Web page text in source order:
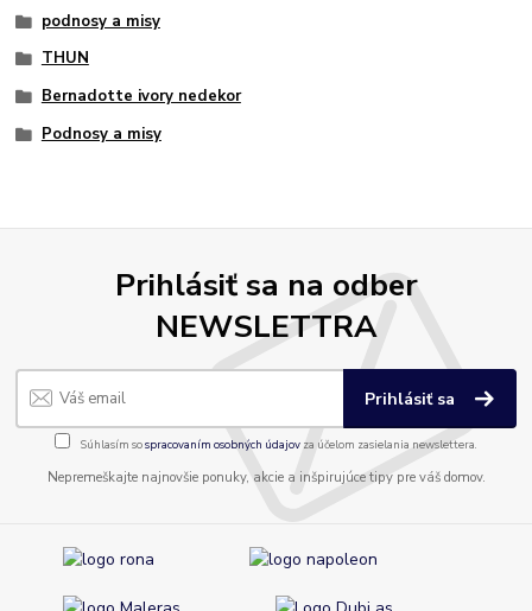
podnosy a misy
THUN
Bernadotte ivory nedekor
Podnosy a misy
Prihlásiť sa na odber
NEWSLETTRA
Prihlásiť sa
Súhlasím sospracovaním osobných údajov za účelom zasielania newslettera.
Nepremeškajte najnovšie ponuky, akcie a inšpirujúce tipy pre váš domov.